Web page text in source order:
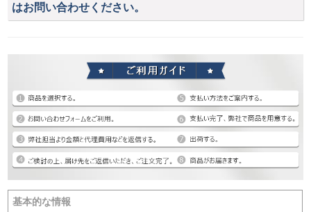
はお問い合わせください。
基本的な情報